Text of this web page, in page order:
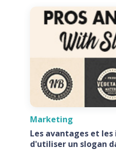
Marketing
Les avantages et
d'utiliser un slogan